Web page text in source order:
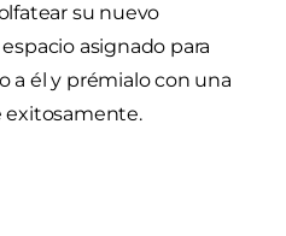
su nuevo
asignado para
a él y prémialo con una
exitosamente.